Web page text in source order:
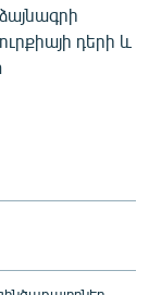
դերի և